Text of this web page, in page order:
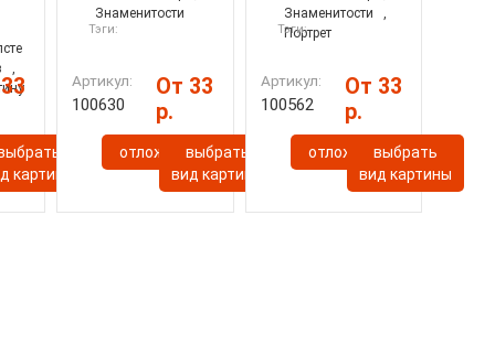
,
картины
Знаменитости
Тэги:
Артикул:
100630
От 33
р.
отложитьвыбрать
вид картины
Знаменитости
,
Портрет
Тэги:
Артикул:
100562
От 33
р.
отложитьвыбрать
вид картины